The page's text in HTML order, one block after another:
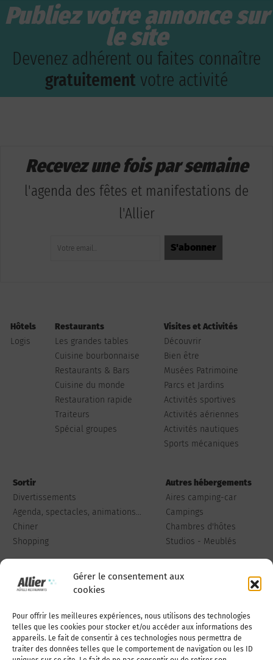
Gérer le consentement aux
cookies
Pour offrir les meilleures expériences, nous utilisons des technologies
telles que les cookies pour stocker et/ou accéder aux informations des
appareils. Le fait de consentir à ces technologies nous permettra de
traiter des données telles que le comportement de navigation ou les ID
Publiez votre annonce sur
le site
Devenez adhérent ou faites connaître
gratuitement votre activité
Recevez une fois par semaine
l'agenda des fêtes et manifestations de
l'Allier
Hôtels
Logis
Restaurants
Les grandes tables
Cuisine bourbonnaise
Restaurants & Bars
Cuisine du monde
Restauration rapide
Traiteurs
Spécial groupes
Visites et Activités
Découvrir
Bien être
Musées Patrimoine
Parcs et Jardins
Activités sportives
Activités aériennes
Activités nautiques
Sports mécaniques
Sortir
Divertissements
Agenda, spectacles, animations...
Chiner
Shopping
Autres hébergements
Aires camping-car
Campings
Chambres d'hôtes
Studios - Meublés
Qui sommes-nous Publiez votre annonce